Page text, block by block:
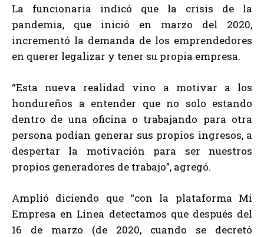
La funcionaria indicó que la crisis de la
pandemia, que inició en marzo del 2020,
incrementó la demanda de los emprendedores
en querer legalizar y tener su propia empresa.
“Esta nueva realidad vino a motivar a los
hondureños a entender que no solo estando
dentro de una oficina o trabajando para otra
persona podían generar sus propios ingresos, a
despertar la motivación para ser nuestros
propios generadores de trabajo”, agregó.
Amplió diciendo que “con la plataforma Mi
Empresa en Línea detectamos que después del
16 de marzo (de 2020, cuando se decretó